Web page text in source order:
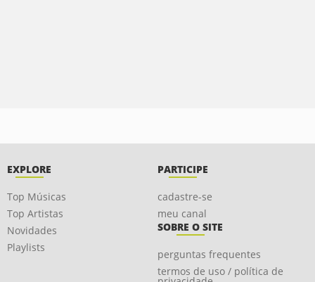
EXPLORE
Top Músicas
Top Artistas
Novidades
Playlists
PARTICIPE
cadastre-se
meu canal
SOBRE O SITE
perguntas frequentes
termos de uso / política de